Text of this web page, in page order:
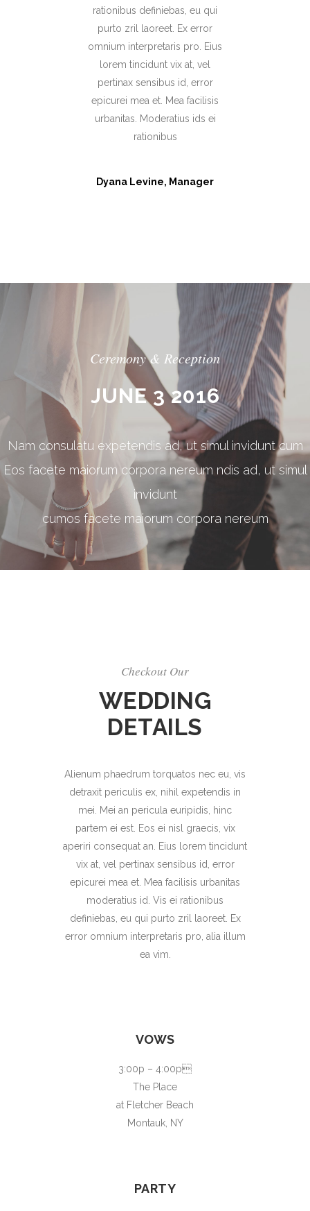
rationibus definiebas, eu qui
purto zril laoreet. Ex error
omnium interpretaris pro. Eius
lorem tincidunt vix at, vel
pertinax sensibus id, error
epicurei mea et. Mea facilisis
urbanitas. Moderatius ids ei
rationibus
Dyana Levine, Manager
Ceremony & Reception
JUNE 3 2016
Nam consulatu expetendis ad, ut simul invidunt cum
Eos facete maiorum corpora nereum ndis ad, ut simul
invidunt
cumos facete maiorum corpora nereum
Checkout Our
WEDDING
DETAILS
Alienum phaedrum torquatos nec eu, vis
detraxit periculis ex, nihil expetendis in
mei. Mei an pericula euripidis, hinc
partem ei est. Eos ei nisl graecis, vix
aperiri consequat an. Eius lorem tincidunt
vix at, vel pertinax sensibus id, error
epicurei mea et. Mea facilisis urbanitas
moderatius id. Vis ei rationibus
definiebas, eu qui purto zril laoreet. Ex
error omnium interpretaris pro, alia illum
ea vim.
VOWS
3:00p – 4:00p
The Place
at Fletcher Beach
Montauk, NY
PARTY